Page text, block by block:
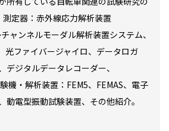
定器：赤外線応力解析装置
チャンネルモーダル解析装置システム、
光ファイバージャイロ、データロガ
デジタルデータレコーダー、
機・解析装置：FEM5、FEMAS、電子
動電型振動試験装置、その他紹介。